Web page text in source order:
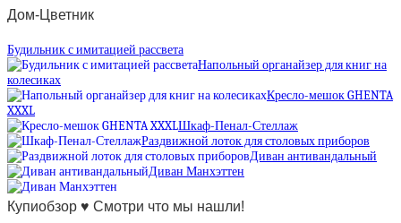
Дом-Цветник
Будильник с имитацией рассвета
Напольный органайзер для книг на
колесиках
Кресло-мешок GHENTA
XXXL
Шкаф-Пенал-Стеллаж
Раздвижной лоток для столовых приборов
Диван антивандальный
Диван Манхэттен
Купиобзор ♥ Смотри что мы нашли!